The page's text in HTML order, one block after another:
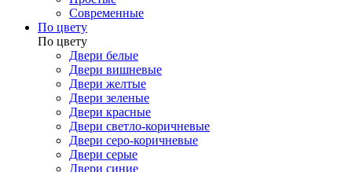
Современные
По цвету
По цвету
Двери белые
Двери вишневые
Двери желтые
Двери зеленые
Двери красные
Двери светло-коричневые
Двери серо-коричневые
Двери серые
Двери синие